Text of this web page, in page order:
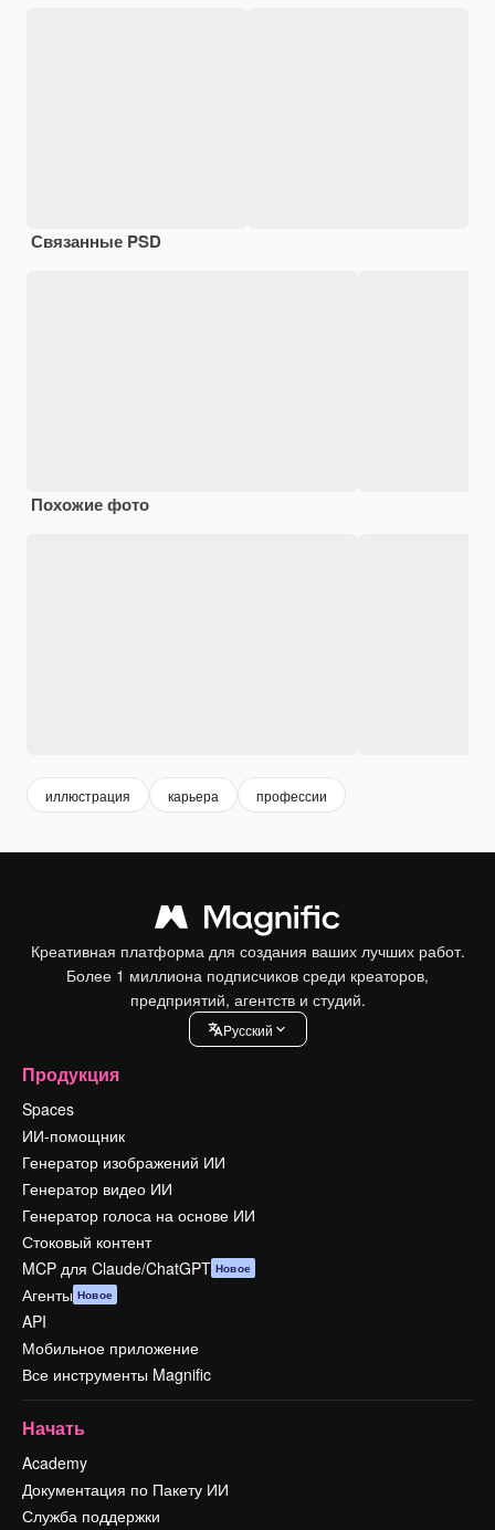
Связанные PSD
Похожие фото
иллюстрация карьера профессии
Креативная платформа для создания ваших лучших работ.
Более 1 миллиона подписчиков среди креаторов,
предприятий, агентств и студий.
Pусский
Продукция
Spaces
ИИ-помощник
Генератор изображений ИИ
Генератор видео ИИ
Генератор голоса на основе ИИ
Стоковый контент
MCP для Claude/ChatGPT Новое
Агенты Новое
API
Мобильное приложение
Все инструменты Magnific
Начать
Academy
Документация по Пакету ИИ
Служба поддержки